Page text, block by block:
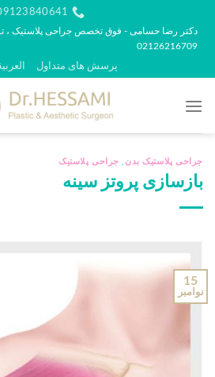
محتوا
دکتر رضا حسامی - فوق تخصص جراحی پلاستیک ،
02126216709
پرسش های متداول
جراحی پلاستیک بدن جراحی پلاستیک
بازسازی پروتز سینه
15
نوامبر